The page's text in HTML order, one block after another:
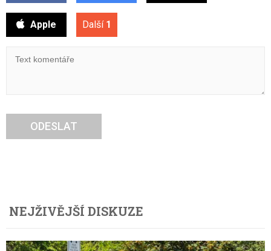
Apple Další 1
ODESLAT
NEJŽIVĚJŠÍ DISKUZE